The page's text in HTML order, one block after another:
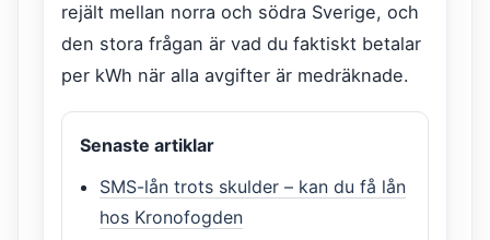
rejält mellan norra och södra Sverige, och
den stora frågan är vad du faktiskt betalar
per kWh när alla avgifter är medräknade.
Senaste artiklar
SMS-lån trots skulder – kan du få lån
hos Kronofogden